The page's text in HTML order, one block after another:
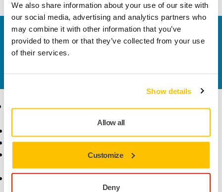
We also share information about your use of our site with
our social media, advertising and analytics partners who
may combine it with other information that you’ve
provided to them or that they’ve collected from your use
of their services.
Show details
Allow all
Customize
Deny
Vegye fel velünk a kapcsolatot
Szeretne többet tudni? Kérjük, vegye fel velünk a
Termékek
Pormentes csiszolás
polírpaszták
Kiegészítők és
Tudásbázis
Alkalmazások
Megoldások